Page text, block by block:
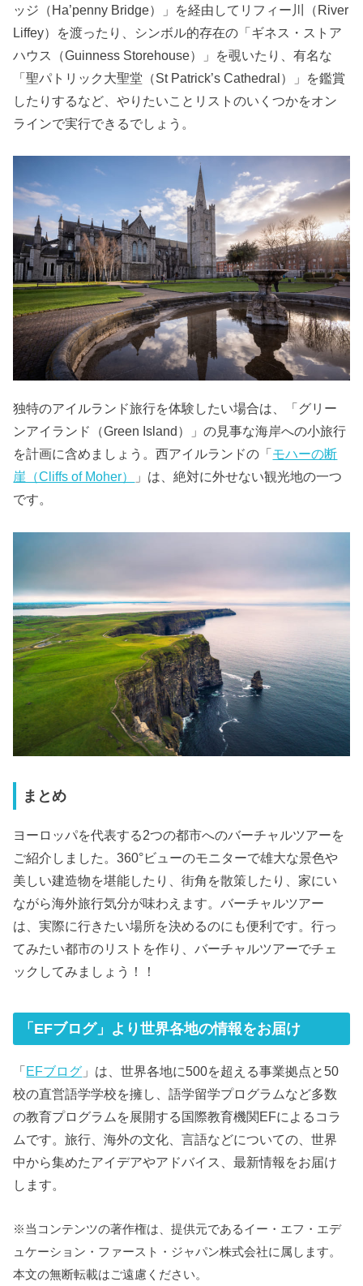
ッジ（Ha’penny Bridge）」を経由してリフィー川（River
Liffey）を渡ったり、シンボル的存在の「ギネス・ストア
ハウス（Guinness Storehouse）」を覗いたり、有名な
「聖パトリック大聖堂（St Patrick’s Cathedral）」を鑑賞
したりするなど、やりたいことリストのいくつかをオン
ラインで実行できるでしょう。
独特のアイルランド旅行を体験したい場合は、「グリー
ンアイランド（Green Island）」の見事な海岸への小旅行
を計画に含めましょう。西アイルランドの「モハーの断
崖（Cliffs of Moher）
」は、絶対に外せない観光地の一つ
です。
まとめ
ヨーロッパを代表する2つの都市へのバーチャルツアーを
ご紹介しました。360°ビューのモニターで雄大な景色や
美しい建造物を堪能したり、街角を散策したり、家にい
ながら海外旅行気分が味わえます。バーチャルツアー
は、実際に行きたい場所を決めるのにも便利です。行っ
てみたい都市のリストを作り、バーチャルツアーでチェ
ックしてみましょう！！
「EFブログ」より世界各地の情報をお届け
「EFブログ 」は、世界各地に500を超える事業拠点と50
校の直営語学学校を擁し、語学留学プログラムなど多数
の教育プログラムを展開する国際教育機関EFによるコラ
ムです。旅行、海外の文化、言語などについての、世界
中から集めたアイデアやアドバイス、最新情報をお届け
します。
※当コンテンツの著作権は、提供元であるイー・エフ・エデ
ュケーション・ファースト・ジャパン株式会社に属します。
本文の無断転載はご遠慮ください。